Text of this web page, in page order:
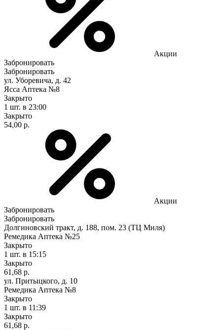
Акции
Забронировать
Забронировать
ул. Уборевича, д. 42
Ясса Аптека №8
Закрыто
1 шт. в 23:00
Закрыто
54,00 р.
Акции
Забронировать
Забронировать
Долгиновский тракт, д. 188, пом. 23 (ТЦ Миля)
Ремедика Аптека №25
Закрыто
1 шт. в 15:15
Закрыто
61,68 р.
ул. Притыцкого, д. 10
Ремедика Аптека №8
Закрыто
1 шт. в 11:39
Закрыто
61,68 р.